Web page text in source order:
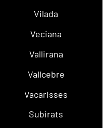
Vilada
Veciana
Vallirana
Vallcebre
Vacarisses
Subirats